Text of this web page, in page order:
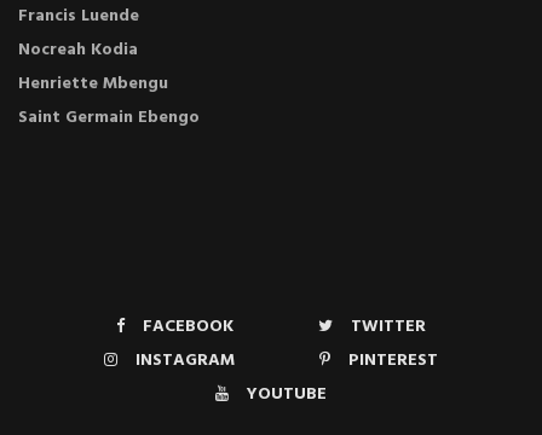
Francis Luende
Nocreah Kodia
Henriette Mbengu
Saint Germain Ebengo
FACEBOOK
TWITTER
INSTAGRAM
PINTEREST
YOUTUBE